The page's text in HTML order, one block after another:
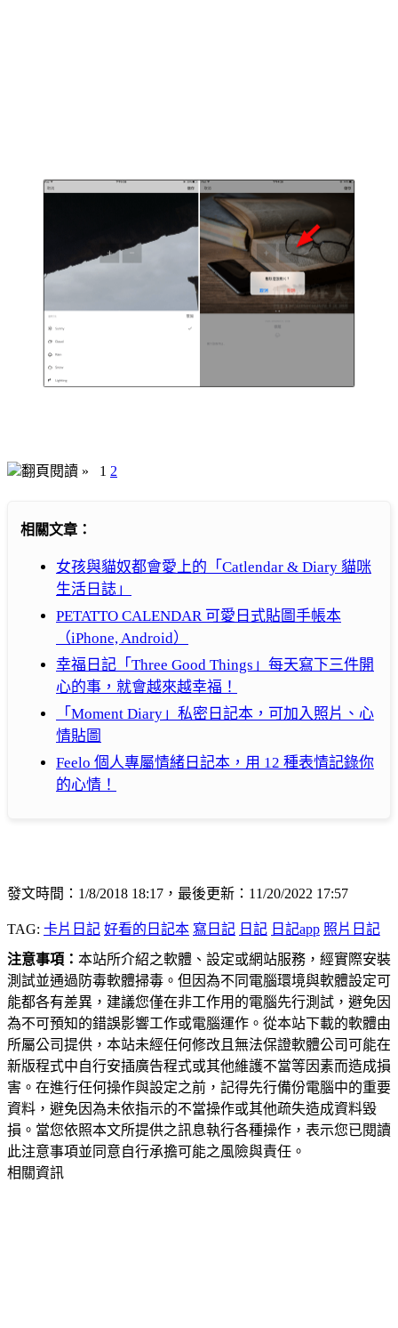
翻頁閱讀 » 1 2
相關文章：
女孩與貓奴都會愛上的「Catlendar & Diary 貓咪
生活日誌」
PETATTO CALENDAR 可愛日式貼圖手帳本
（iPhone, Android）
幸福日記「Three Good Things」每天寫下三件開
心的事，就會越來越幸福！
「Moment Diary」私密日記本，可加入照片、心
情貼圖
Feelo 個人專屬情緒日記本，用 12 種表情記錄你
的心情！
發文時間：1/8/2018 18:17，最後更新：11/20/2022 17:57
TAG: 卡片日記 好看的日記本 寫日記 日記 日記app 照片日記
注意事項： 本站所介紹之軟體、設定或網站服務，經實際安裝
測試並通過防毒軟體掃毒。但因為不同電腦環境與軟體設定可
能都各有差異，建議您僅在非工作用的電腦先行測試，避免因
為不可預知的錯誤影響工作或電腦運作。從本站下載的軟體由
所屬公司提供，本站未經任何修改且無法保證軟體公司可能在
新版程式中自行安插廣告程式或其他維護不當等因素而造成損
害。在進行任何操作與設定之前，記得先行備份電腦中的重要
資料，避免因為未依指示的不當操作或其他疏失造成資料毀
損。當您依照本文所提供之訊息執行各種操作，表示您已閱讀
此注意事項並同意自行承擔可能之風險與責任。
相關資訊